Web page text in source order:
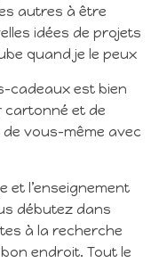
autres à être
idées de projets
quand je le peux
cadeaux est bien
cartonné et de
de vous-même avec
et l’enseignement
débutez dans
à la recherche
endroit. Tout le